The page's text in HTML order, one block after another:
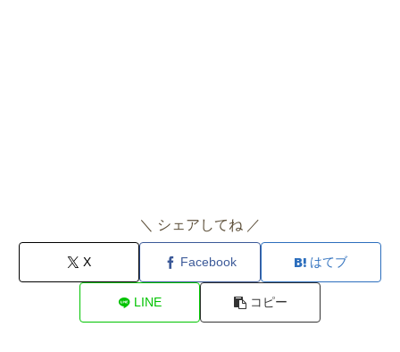
＼ シェアしてね ／
X Facebook はてブ
LINE コピー